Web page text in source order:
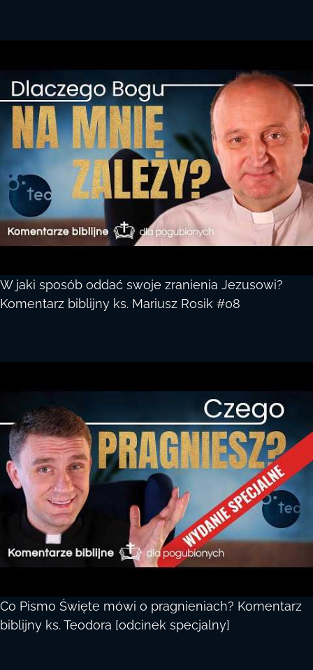
W jaki sposób oddać swoje zranienia Jezusowi?
Komentarz biblijny ks. Mariusz Rosik #08
Co Pismo Święte mówi o pragnieniach? Komentarz
biblijny ks. Teodora [odcinek specjalny]